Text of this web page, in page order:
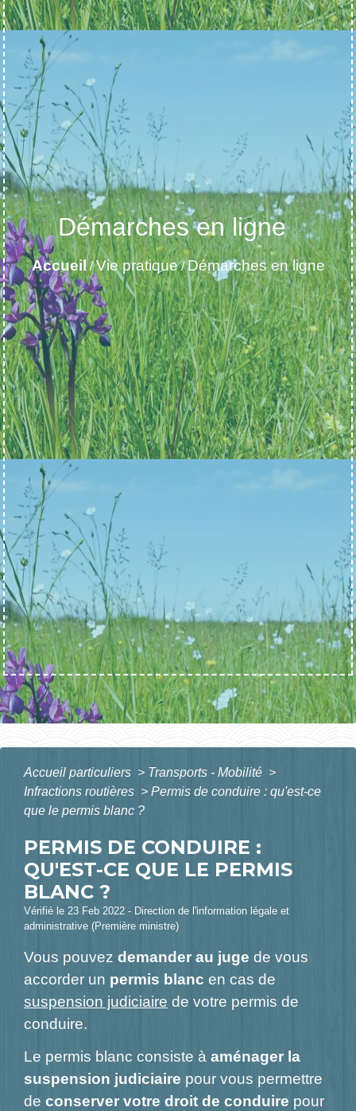
Démarches en ligne
Accueil /Vie pratique/Démarches en ligne
Accueil particuliers > Transports - Mobilité >
Infractions routières > Permis de conduire : qu'est-ce
que le permis blanc ?
PERMIS DE CONDUIRE :
QU'EST-CE QUE LE PERMIS
BLANC ?
Vérifié le 23 Feb 2022 - Direction de l'information légale et
administrative (Première ministre)
Vous pouvez demander au juge de vous
accorder un permis blanc en cas de
suspension judiciaire de votre permis de
conduire.
Le permis blanc consiste à aménager la
suspension judiciaire pour vous permettre
de conserver votre droit de conduire pour